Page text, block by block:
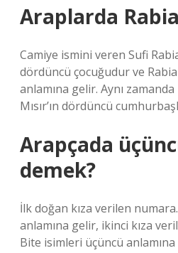
Araplarda
Camiye ismini veren Sufi
dördüncü çocuğudur ve
anlamına gelir. Aynı
Mısır’ın dördüncü
Arapçada
demek?
İlk doğan kıza verilen
anlamına gelir, ikinci kıza
Bite isimleri üçüncü